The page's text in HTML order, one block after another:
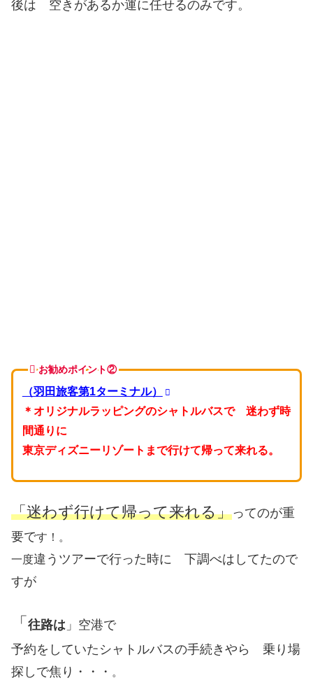
後は 空きがあるか運に任せるのみです。
お勧めポイント②
（羽田旅客第1ターミナル）
＊オリジナルラッピングのシャトルバスで 迷わず時
間通りに
東京ディズニーリゾートまで行けて帰って来れる。
「迷わず行けて帰って来れる」ってのが重
要です！。
一度違うツアーで行った時に 下調べはしてたので
すが
「 往路は 」 空港で
予約をしていたシャトルバスの手続きやら 乗り場
探しで焦り・・・ 。